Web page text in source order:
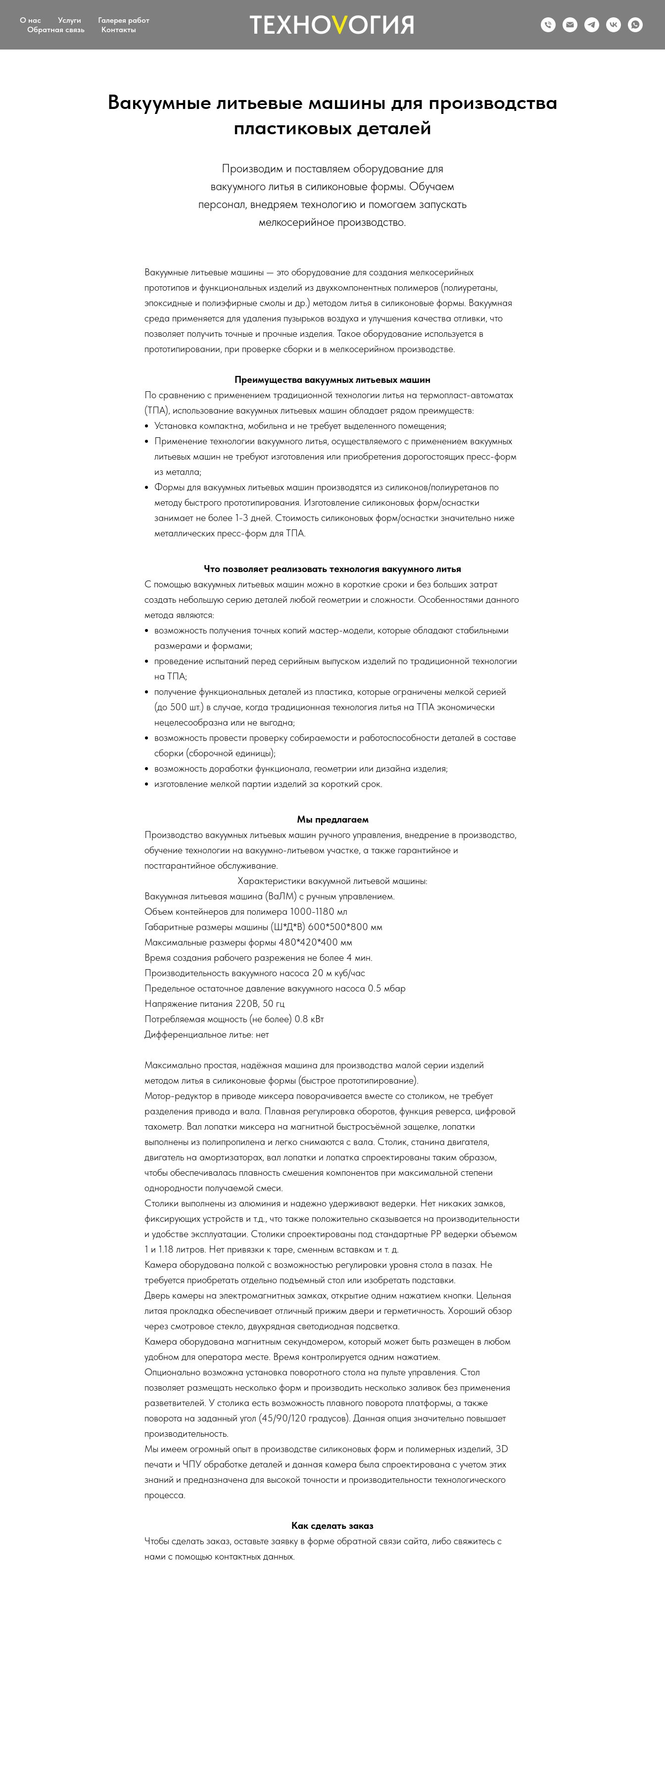
ТЕХНОVОГИЯ
О нас Услуги
Галерея работ
Обратная связь
Контакты
Вакуумные литьевые машины для производства
пластиковых деталей
Производим и поставляем оборудование для
вакуумного литья в силиконовые формы. Обучаем
персонал, внедряем технологию и помогаем запускать
мелкосерийное производство.
Вакуумные литьевые машины — это оборудование для создания мелкосерийных
прототипов и функциональных изделий из двухкомпонентных полимеров (полиуретаны,
эпоксидные и полиэфирные смолы и др.) методом литья в силиконовые формы. Вакуумная
среда применяется для удаления пузырьков воздуха и улучшения качества отливки, что
позволяет получить точные и прочные изделия. Такое оборудование используется в
прототипировании, при проверке сборки и в мелкосерийном производстве.
Преимущества вакуумных литьевых машин
По сравнению с применением традиционной технологии литья на термопласт-автоматах
(ТПА), использование вакуумных литьевых машин обладает рядом преимуществ:
Установка компактна, мобильна и не требует выделенного помещения;
Применение технологии вакуумного литья, осуществляемого с применением вакуумных
литьевых машин не требуют изготовления или приобретения дорогостоящих пресс-форм
из металла;
Формы для вакуумных литьевых машин производятся из силиконов/полиуретанов по
методу быстрого прототипирования. Изготовление силиконовых форм/оснастки
занимает не более 1-3 дней. Стоимость силиконовых форм/оснастки значительно ниже
металлических пресс-форм для ТПА.
Что позволяет реализовать технология вакуумного литья
С помощью вакуумных литьевых машин можно в короткие сроки и без больших затрат
создать небольшую серию деталей любой геометрии и сложности. Особенностями данного
метода являются:
возможность получения точных копий мастер-модели, которые обладают стабильными
размерами и формами;
проведение испытаний перед серийным выпуском изделий по традиционной технологии
на ТПА;
получение функциональных деталей из пластика, которые ограничены мелкой серией
(до 500 шт.) в случае, когда традиционная технология литья на ТПА экономически
нецелесообразна или не выгодна;
возможность провести проверку собираемости и работоспособности деталей в составе
сборки (сборочной единицы);
возможность доработки функционала, геометрии или дизайна изделия;
изготовление мелкой партии изделий за короткий срок.
Мы предлагаем
Производство вакуумных литьевых машин ручного управления, внедрение в производство,
обучение технологии на вакуумно-литьевом участке, а также гарантийное и
постгарантийное обслуживание.
Характеристики вакуумной литьевой машины:
Вакуумная литьевая машина (ВаЛМ) с ручным управлением.
Объем контейнеров для полимера 1000-1180 мл
Габаритные размеры машины (Ш*Д*В) 600*500*800 мм
Максимальные размеры формы 480*420*400 мм
Время создания рабочего разрежения не более 4 мин.
Производительность вакуумного насоса 20 м куб/час
Предельное остаточное давление вакуумного насоса 0.5 мбар
Напряжение питания 220В, 50 гц
Потребляемая мощность (не более) 0.8 кВт
Дифференциальное литье: нет
Максимально простая, надёжная машина для производства малой серии изделий
методом литья в силиконовые формы (быстрое прототипирование).
Мотор-редуктор в приводе миксера поворачивается вместе со столиком, не требует
разделения привода и вала. Плавная регулировка оборотов, функция реверса, цифровой
тахометр. Вал лопатки миксера на магнитной быстросъёмной защелке, лопатки
выполнены из полипропилена и легко снимаются с вала. Столик, станина двигателя,
двигатель на амортизаторах, вал лопатки и лопатка спроектированы таким образом,
чтобы обеспечивалась плавность смешения компонентов при максимальной степени
однородности получаемой смеси.
Столики выполнены из алюминия и надежно удерживают ведерки. Нет никаких замков,
фиксирующих устройств и т.д., что также положительно сказывается на производительности
и удобстве эксплуатации. Столики спроектированы под стандартные PP ведерки объемом
1 и 1.18 литров. Нет привязки к таре, сменным вставкам и т. д.
Камера оборудована полкой с возможностью регулировки уровня стола в пазах. Не
требуется приобретать отдельно подъемный стол или изобретать подставки.
Дверь камеры на электромагнитных замках, открытие одним нажатием кнопки. Цельная
литая прокладка обеспечивает отличный прижим двери и герметичность. Хороший обзор
через смотровое стекло, двухрядная светодиодная подсветка.
Камера оборудована магнитным секундомером, который может быть размещен в любом
удобном для оператора месте. Время контролируется одним нажатием.
Опционально возможна установка поворотного стола на пульте управления. Стол
позволяет размещать несколько форм и производить несколько заливок без применения
разветвителей. У столика есть возможность плавного поворота платформы, а также
поворота на заданный угол (45/90/120 градусов). Данная опция значительно повышает
производительность.
Мы имеем огромный опыт в производстве силиконовых форм и полимерных изделий, 3D
печати и ЧПУ обработке деталей и данная камера была спроектирована с учетом этих
знаний и предназначена для высокой точности и производительности технологического
процесса.
Как сделать заказ
Чтобы сделать заказ, оставьте заявку в форме обратной связи сайта, либо свяжитесь с
нами с помощью контактных данных.